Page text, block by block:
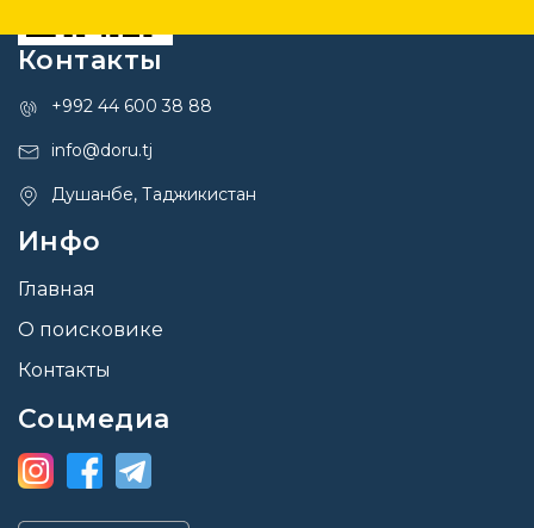
Контакты
+992 44 600 38 88
info@doru.tj
Душанбе, Таджикистан
Инфо
Главная
О поисковике
Контакты
Соцмедиа